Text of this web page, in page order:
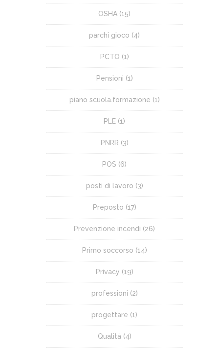
OSHA (15)
parchi gioco (4)
PCTO (1)
Pensioni (1)
piano scuola.formazione (1)
PLE (1)
PNRR (3)
POS (6)
posti di lavoro (3)
Preposto (17)
Prevenzione incendi (26)
Primo soccorso (14)
Privacy (19)
professioni (2)
progettare (1)
Qualità(4)